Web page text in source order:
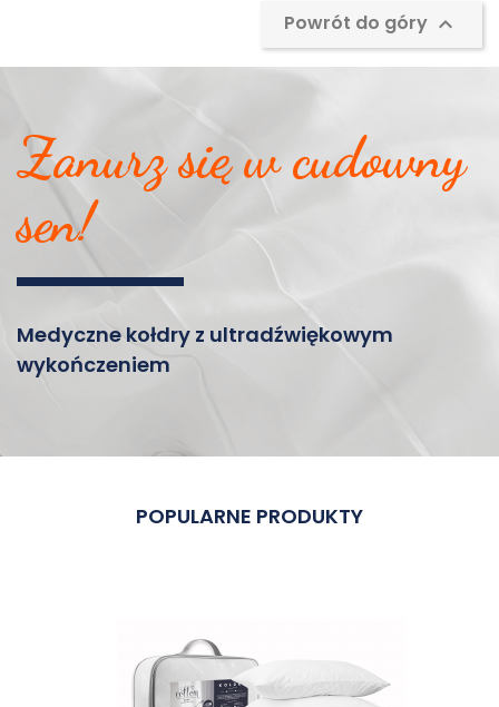
Powrót do góry 
Zanurz się w cudowny
sen!
Medyczne kołdry z ultradźwiękowym
wykończeniem
POPULARNE PRODUKTY